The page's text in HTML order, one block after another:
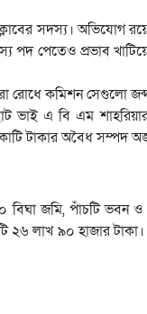
সদস্য। অভিযোগ
পদ পেতেও প্রভাব
করা রোধে কমিশন
এ বি এম
টাকার অবৈধ সম্পদ
জমি, পাঁচটি ভবন ও
২৬ লাখ ৯০ হাজার